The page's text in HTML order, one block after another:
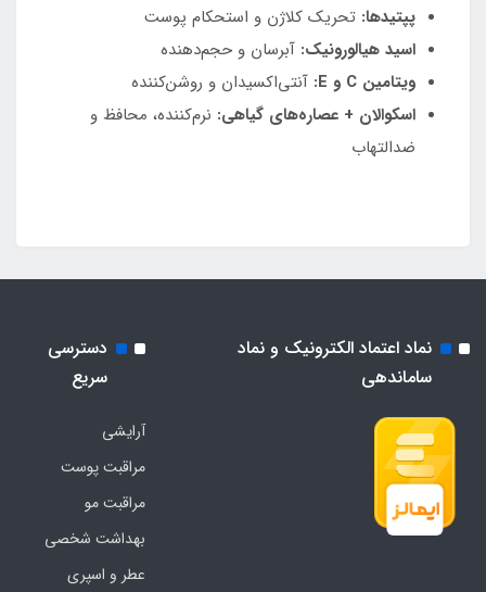
پپتیدها: تحریک کلاژن و استحکام پوست
اسید هیالورونیک: آبرسان و حجم‌دهنده
ویتامین C و E:
آنتی‌اکسیدان و روشن‌کننده
اسکوالان + عصاره‌های گیاهی: نرم‌کننده، محافظ و
ضدالتهاب
نماد اعتماد الکترونیک و نماد
ساماندهی
دسترسی
سریع
آرایشی
مراقبت پوست
مراقبت مو
بهداشت شخصی
عطر و اسپری